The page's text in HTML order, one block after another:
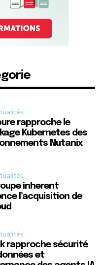
rapproche le
Kubernetes des
Nutanix
inherent
l’acquisition de
rapproche sécurité
et